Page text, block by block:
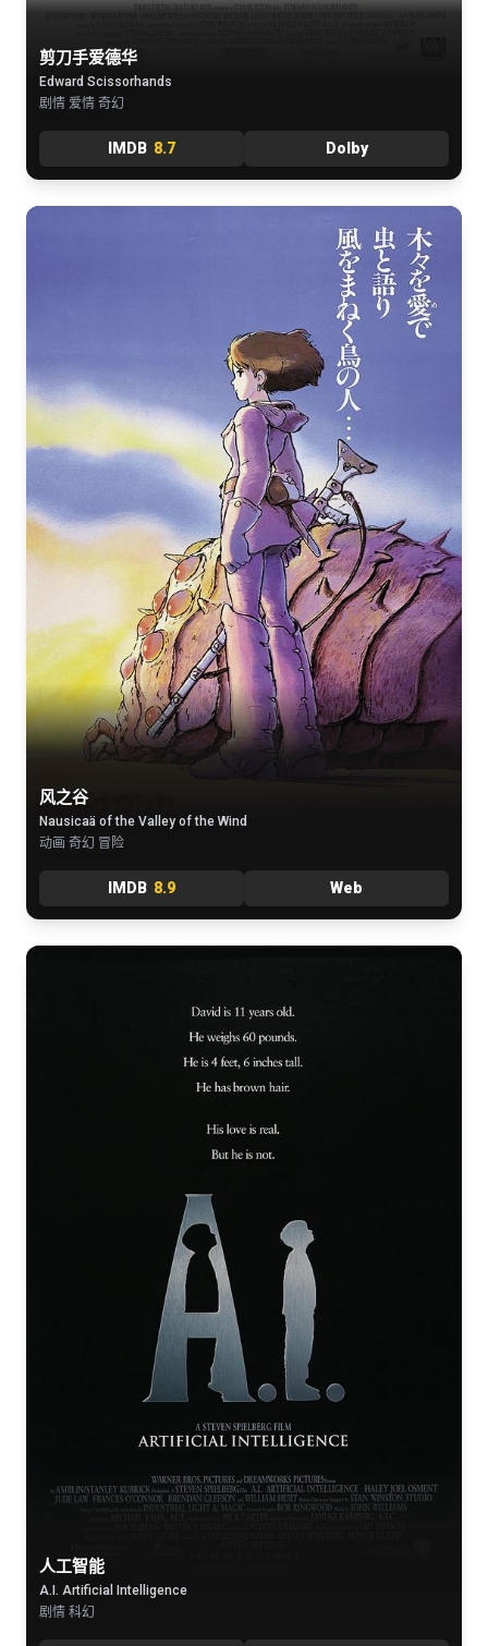
剪刀手爱德华
Edward Scissorhands
剧情 爱情 奇幻
IMDB 8.7 Dolby
风之谷
Nausicaä of the Valley of the Wind
动画 奇幻 冒险
IMDB 8.9 Web
人工智能
A.I. Artificial Intelligence
剧情 科幻